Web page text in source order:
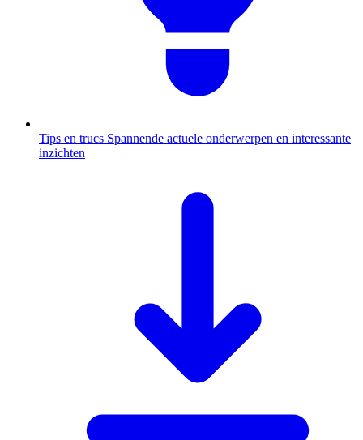
Tips en trucs Spannende actuele onderwerpen en interessante
inzichten